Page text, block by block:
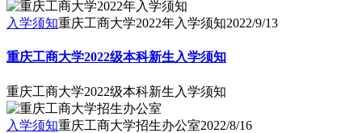
入学须知重庆工商大学2022年入学须知2022/9/13
重庆工商大学2022级本科新生入学须知
重庆工商大学2022级本科新生入学须知
入学须知重庆工商大学招生办公室2022/8/16